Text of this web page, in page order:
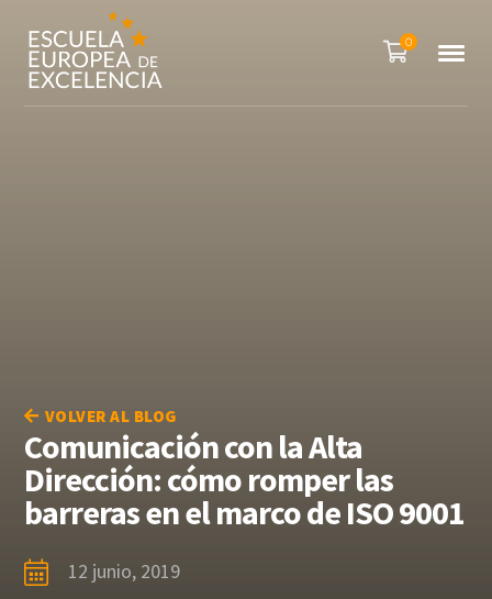
0
VOLVER AL BLOG
Comunicación con la Alta
Dirección: cómo romper las
barreras en el marco de ISO 9001
12 junio, 2019